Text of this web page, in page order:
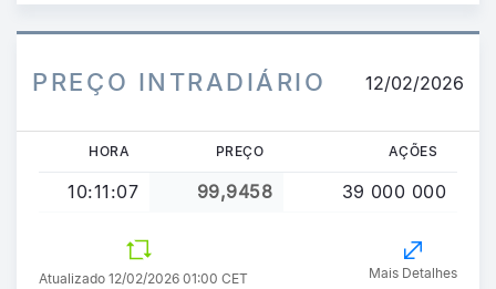
PREÇO INTRADIÁRIO 12/02/2026
HORA PREÇO AÇÕES
10:11:07 99,9458 39 000 000
Atualizado 12/02/2026 01:00 CET Mais Detalhes